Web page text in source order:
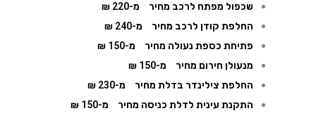
שכפול מפתח לרכב מחיר
מ-220 ₪
החלפת קודן לרכב מחיר
מ-240 ₪
פתיחת כספת נעולה מחיר
מ-150 ₪
מנעולן חירום מחיר
מ-150 ₪
החלפת צילינדר בדלת מחיר
מ-230 ₪
התקנת עינית לדלת כניסה מחיר
מ-150 ₪